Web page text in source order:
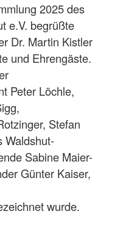
2025 des
e.V. begrüßte
Dr. Martin Kistler
und Ehrengäste.
Peter Löchle,
Stefan
Waldshut-
Sabine Maier-
Günter Kaiser,
wurde.